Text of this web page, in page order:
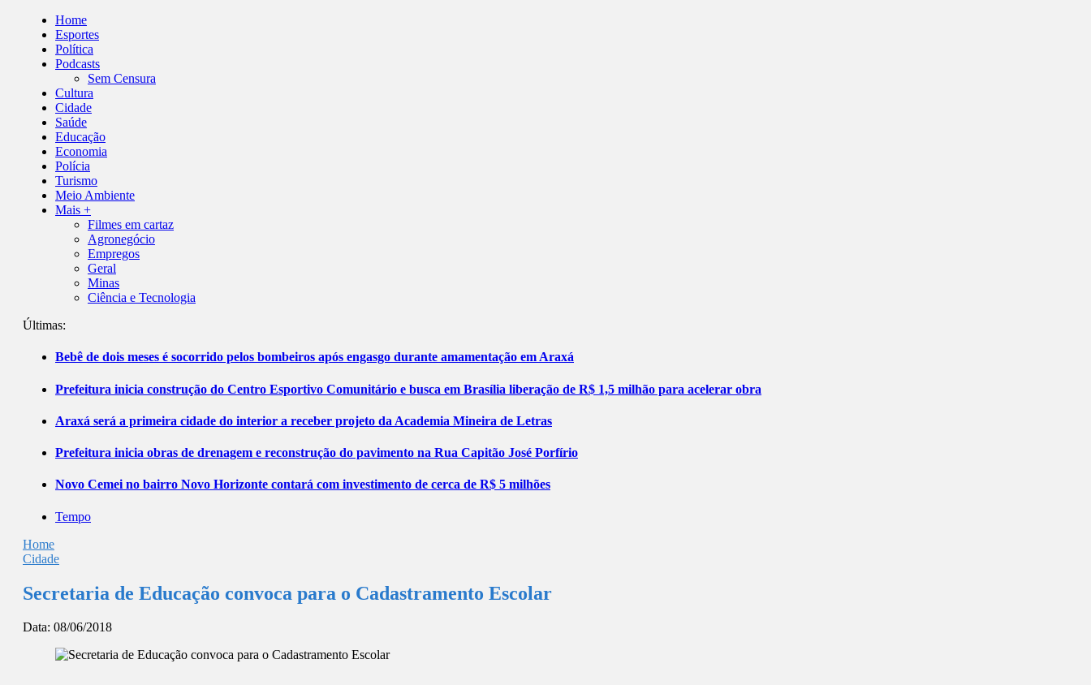
Home
Esportes
Política
Podcasts
Sem Censura
Cultura
Cidade
Saúde
Educação
Economia
Polícia
Turismo
Meio Ambiente
Mais +
Filmes em cartaz
Agronegócio
Empregos
Geral
Minas
Ciência e Tecnologia
Últimas:
Bebê de dois meses é socorrido pelos bombeiros após engasgo durante amamentação em Araxá
Prefeitura inicia construção do Centro Esportivo Comunitário e busca em Brasília liberação de R$ 1,5 milhão para acelerar obra
Araxá será a primeira cidade do interior a receber projeto da Academia Mineira de Letras
Prefeitura inicia obras de drenagem e reconstrução do pavimento na Rua Capitão José Porfírio
Novo Cemei no bairro Novo Horizonte contará com investimento de cerca de R$ 5 milhões
Tempo
Home
Cidade
Secretaria de Educação convoca para o Cadastramento Escolar
Data: 08/06/2018